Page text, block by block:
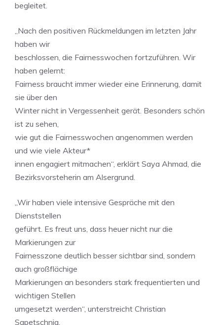
begleitet.
„Nach den positiven Rückmeldungen im letzten Jahr
haben wir
beschlossen, die Fairnesswochen fortzuführen. Wir
haben gelernt:
Fairness braucht immer wieder eine Erinnerung, damit
sie über den
Winter nicht in Vergessenheit gerät. Besonders schön
ist zu sehen,
wie gut die Fairnesswochen angenommen werden
und wie viele Akteur*
innen engagiert mitmachen“, erklärt Saya Ahmad, die
Bezirksvorsteherin am Alsergrund.
„Wir haben viele intensive Gespräche mit den
Dienststellen
geführt. Es freut uns, dass heuer nicht nur die
Markierungen zur
Fairnesszone deutlich besser sichtbar sind, sondern
auch großflächige
Markierungen an besonders stark frequentierten und
wichtigen Stellen
umgesetzt werden“, unterstreicht Christian
Sapetschnig,